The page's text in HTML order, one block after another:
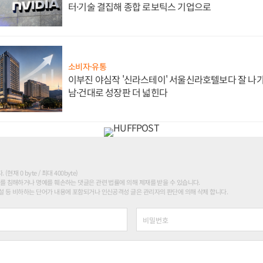
터·기술 결집해 종합 로보틱스 기업으로
소비자·유통
이부진 야심작 '신라스테이' 서울신라호텔보다 잘 나
남·건대로 성장판 더 넓힌다
. (현재 0 byte / 최대 400byte)
침해하거나 명예를 훼손하는 댓글은 관련 법률에 의해 제재를 받을 수 있습니다.
등 비하하는 단어가 내용에 포함되거나 인신공격성 글은 관리자의 판단에 의해 삭제 합니다.